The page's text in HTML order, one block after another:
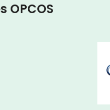
OPCOS